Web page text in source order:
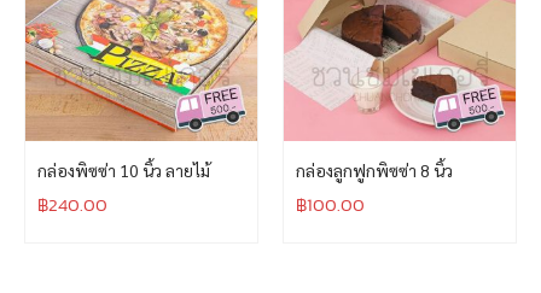
กล่องพิซซ่า 10 นิ้ว ลายไม้
฿240.00
กล่องลูกฟูกพิซซ่า 8 นิ้ว
฿100.00